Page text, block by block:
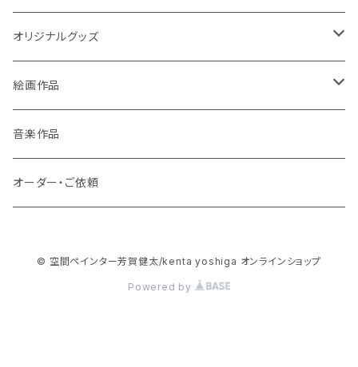
オリジナルグッズ
ポストカード
缶バッチ
ストラップ
絵画作品
原画作品
風景画
龍・鳳凰等
複製画作品
音楽作品
オーダー・ご依頼
© 空間ペインター芳賀健太/kenta yoshiga オンラインショップ
Powered by